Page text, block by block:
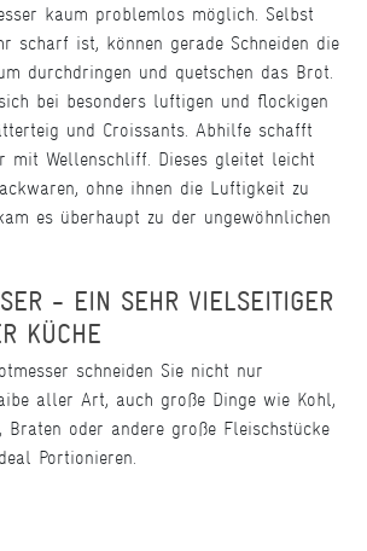
kaum problemlos möglich. Selbst
scharf ist, können gerade Schneiden die
durchdringen und quetschen das Brot.
bei besonders luftigen und flockigen
und Croissants. Abhilfe schafft
mit Wellenschliff. Dieses gleitet leicht
ohne ihnen die Luftigkeit zu
es überhaupt zu der ungewöhnlichen
- EIN SEHR VIELSEITIGER
KÜCHE
schneiden Sie nicht nur
aller Art, auch große Dinge wie Kohl,
Braten oder andere große Fleischstücke
Portionieren.